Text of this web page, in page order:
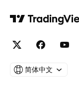
简体中文